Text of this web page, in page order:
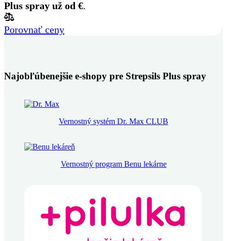
Plus spray už od €.
Porovnať ceny
Najobľúbenejšie e-shopy pre Strepsils Plus spray
Vernostný systém Dr. Max CLUB
Vernostný program Benu lekárne